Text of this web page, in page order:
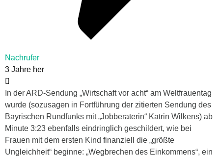
Nachrufer
3 Jahre her
In der ARD-Sendung „Wirtschaft vor acht“ am Weltfrauentag
wurde (sozusagen in Fortführung der zitierten Sendung des
Bayrischen Rundfunks mit „Jobberaterin“ Katrin Wilkens) ab
Minute 3:23 ebenfalls eindringlich geschildert, wie bei
Frauen mit dem ersten Kind finanziell die „größte
Ungleichheit“ beginne: „Wegbrechen des Einkommens“, ein